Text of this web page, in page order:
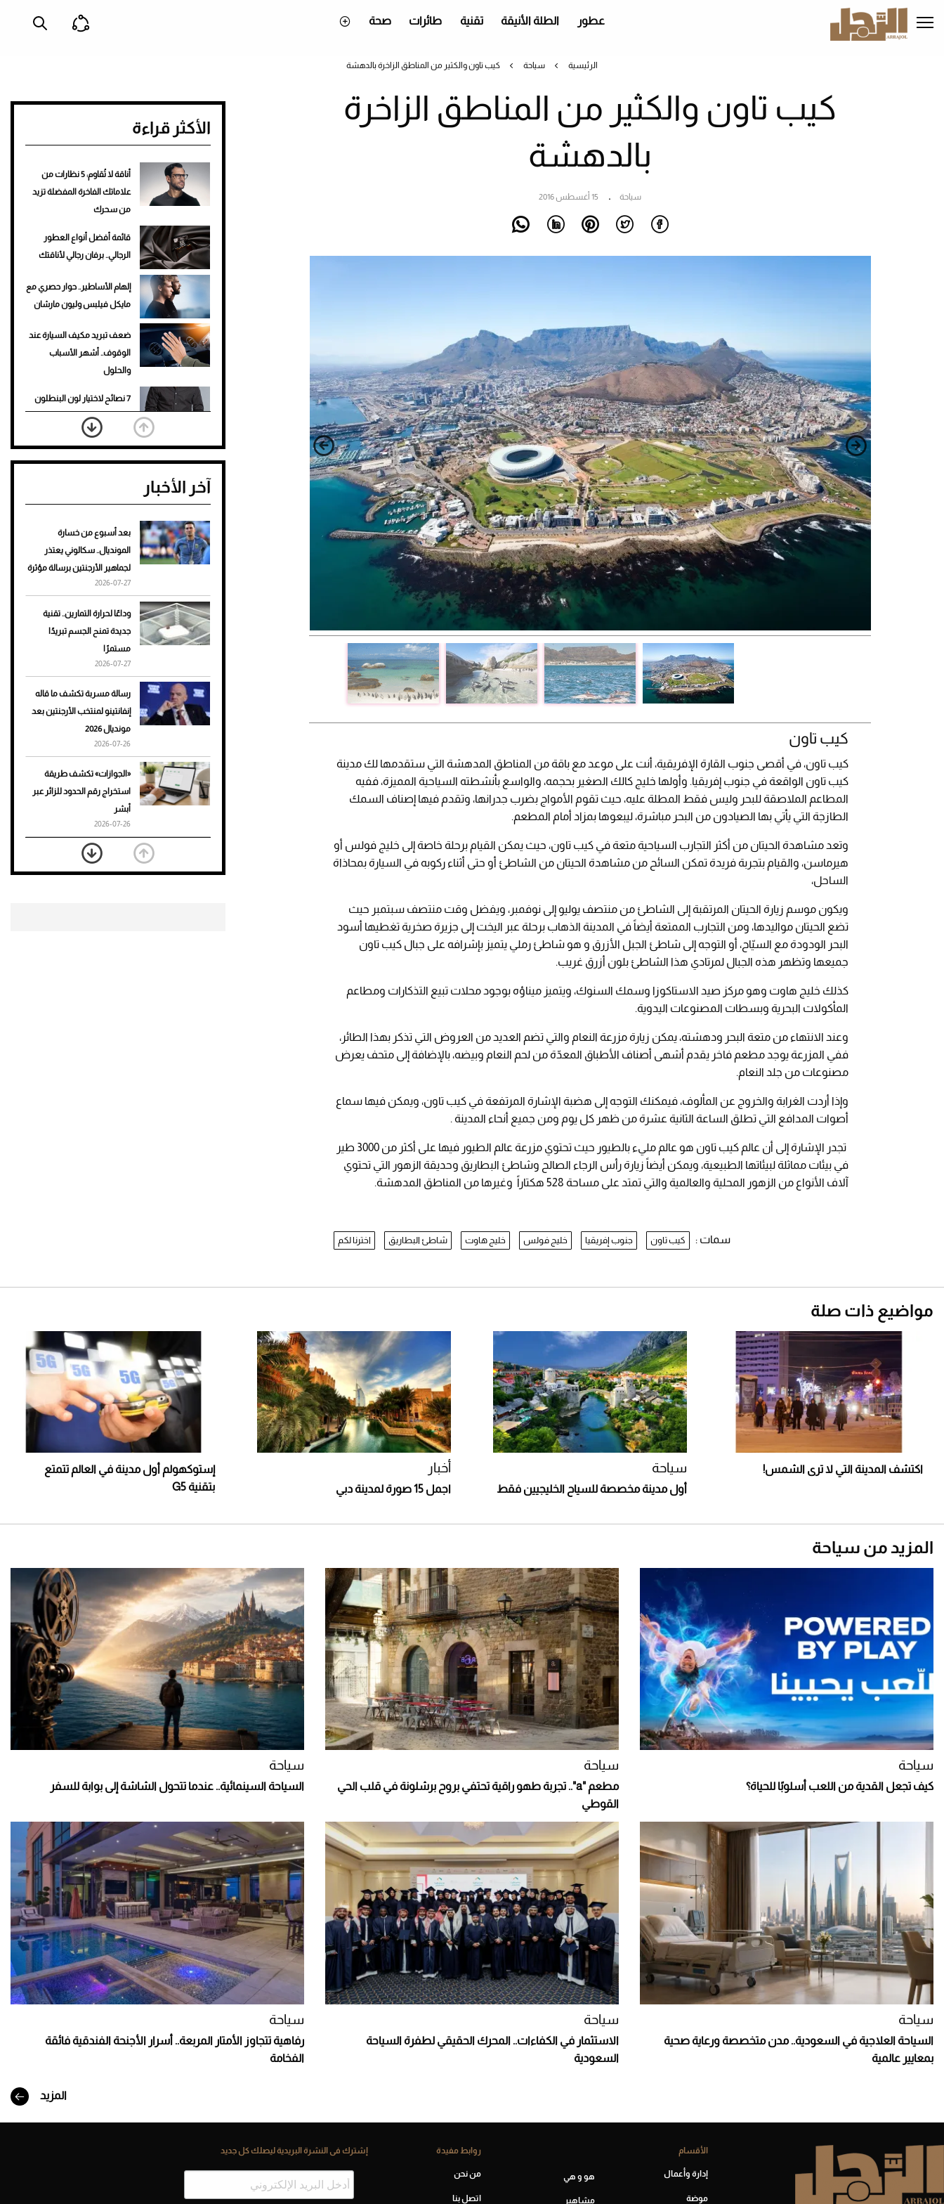
إلى
المحتوى
عطور الطلة الأنيقة تقنية طائرات صحة
الرئيسية سياحة كيب تاون والكثير من المناطق الزاخرة بالدهشة
كيب تاون والكثير من المناطق الزاخرة
بالدهشة
سياحة 15 أغسطس 2016
كيب تاون
كيب تاون، في أقصى جنوب القارة الإفريقية، أنت على موعد مع باقة من المناطق المدهشة التي ستقدمها لك مدينة
كيب تاون الواقعة في جنوب إفريقيا. وأولها خليج كالك الصغير بحجمه، والواسع بأنشطته السياحية المميزة، ففيه
المطاعم الملاصقة للبحر وليس فقط المطلة عليه، حيث تقوم الأمواج بضرب جدرانها، وتقدم فيها إصناف السمك
الطازجة التي يأتي بها الصيادون من البحر مباشرة، ليبعوها بمزاد أمام المطعم.
وتعد مشاهدة الحيتان من أكثر التجارب السياحية متعة في كيب تاون، حيث يمكن القيام برحلة خاصة إلى خليج فولس أو
هيرماسن، والقيام بتجربة فريدة تمكن السائح من مشاهدة الحيتان من الشاطئ أو حتى أثناء ركوبه في السيارة بمحاذاة
الساحل،
ويكون موسم زيارة الحيتان المرتقبة إلى الشاطئ من منتصف يوليو إلى نوفمبر، ويفضل وقت منتصف سبتمبر حيث
تضع الحيتان مواليدها، ومن التجارب الممتعة أيضاً في المدينة الذهاب برحلة عبر اليخت إلى جزيرة صخرية تغطيها أسود
البحر الودودة مع السيّاح، أو التوجه إلى شاطئ الجبل الأزرق و هو شاطئ رملي يتميز بإشرافه على جبال كيب تاون
جميعها وتظهر هذه الجبال لمرتادي هذا الشاطئ بلون أزرق غريب.
كذلك خليج هاوت وهو مركز صيد الاستاكوزا وسمك السنوك، ويتميز ميناؤه بوجود محلات تبيع التذكارات ومطاعم
المأكولات البحرية وبسطات المصنوعات اليدوية.
وعند الانتهاء من متعة البحر ودهشته، يمكن زيارة مزرعة النعام والتي تضم العديد من العروض التي تذكر بهذا الطائر،
ففي المزرعة يوجد مطعم فاخر يقدم أشهى أصناف الأطباق المعدّة من لحم النعام وبيضه، بالإضافة إلى متحف يعرض
مصنوعات من جلد النعام.
وإذا أردت الغرابة والخروج عن المألوف، فيمكنك التوجه إلى هضبة الإشارة المرتفعة في كيب تاون، ويمكن فيها سماع
أصوات المدافع التي تطلق الساعة الثانية عشرة من ظهر كل يوم ومن جميع أنحاء المدينة .
تجدر الإشارة إلى أن عالم كيب تاون هو عالم مليء بالطيور حيث تحتوي مزرعة عالم الطيور فيها على أكثر من 3000 طير
في بيئات مماثلة لبيئاتها الطبيعية، ويمكن أيضاً زيارة رأس الرجاء الصالح وشاطئ البطاريق وحديقة الزهور التي تحتوي
آلاف الأنواع من الزهور المحلية والعالمية والتي تمتد على مساحة 528 هكتاراً وغيرها من المناطق المدهشة.
الأكثر قراءة
أناقة لا تُقاوم: 5 نظارات من
علاماتك الفاخرة المفضلة تزيد
من سحرك
قائمة أفضل أنواع العطور
الرجالي.. برفان رجالي لأناقتك
إلهام الأساطير.. حوار حصري مع
مايكل فيلبس وليون مارشان
ضعف تبريد مكيف السيارة عند
الوقوف.. أشهر الأسباب
والحلول
7 نصائح لاختيار لون البنطلون
المناسب للقميص الأسود
نرى المستقبل من خلال
تصميماتنا.. كيف حجزت 1886
تمنحك فخامة استثنائية
هوى الأبطال
أفضل تدريج للشعر الطويل
لإطلالة جريئة وعصرية
للرجال
آخر الأخبار
بعد أسبوع من خسارة
المونديال.. سكالوني يعتذر
لجماهير الأرجنتين برسالة مؤثرة
2026-07-27
وداعًا لحرارة التمارين.. تقنية
جديدة تمنح الجسم تبريدًا
مستمرًا
2026-07-27
رسالة مسربة تكشف ما قاله
إنفانتينو لمنتخب الأرجنتين بعد
مونديال 2026
2026-07-26
«الجوازات» تكشف طريقة
استخراج رقم الحدود للزائر عبر
أبشر
2026-07-26
بعد 7 أشهر من تعرضه لحادث
مروع.. جوشوا يفوز على برينغا
سمات : كيب تاون جنوب إفريقيا خليج فولس خليج هاوت شاطئ البطاريق اخترنا لكم
مواضيع ذات صلة
اكتشف المدينة التي لا ترى الشمس! سياحة
أول مدينة مخصصة للسياح الخليجيين فقط
أخبار
اجمل 15 صورة لمدينة دبي
إستوكهولم أول مدينة في العالم تتمتع
بتقنية G5
المزيد من سياحة
سياحة
كيف تجعل القدية من اللعب أسلوبًا للحياة؟
سياحة
مطعم "a".. تجربة طهو راقية تحتفي بروح برشلونة في قلب الحي
القوطي
سياحة
السياحة السينمائية.. عندما تتحول الشاشة إلى بوابة للسفر
سياحة
السياحة العلاجية في السعودية.. مدن متخصصة ورعاية صحية
بمعايير عالمية
سياحة
الاستثمار في الكفاءات.. المحرك الحقيقي لطفرة السياحة
السعودية
سياحة
رفاهية تتجاوز الأمتار المربعة.. أسرار الأجنحة الفندقية فائقة
الفخامة
المزيد
الأقسام
إدارة وأعمال
موضة
هو و هي
مشاهير
روابط مفيدة
من نحن
اتصل بنا
إشترك فى النشرة البريدية ليصلك كل جديد